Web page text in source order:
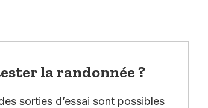
la randonnée ?
sorties d’essai sont possibles